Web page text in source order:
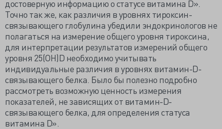
достоверную информацию о статусе витамина D».
Точно так же, как различия в уровнях тироксин-
связывающего глобулина убедили эндокринологов не
полагаться на измерение общего уровня тироксина,
для интерпретации результатов измерений общего
уровня 25(OH)D необходимо учитывать
индивидуальные различия в уровнях витамин-D-
связывающего белка. Было бы полезно подробно
рассмотреть возможную ценность измерения
показателей, не зависящих от витамин-D-
связывающего белка, для определения статуса
витамина D».